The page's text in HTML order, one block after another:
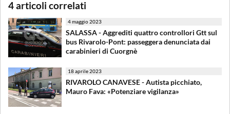
4 articoli correlati
4 maggio 2023
SALASSA - Aggrediti quattro controllori Gtt sul
bus Rivarolo-Pont: passeggera denunciata dai
carabinieri di Cuorgnè
18 aprile 2023
RIVAROLO CANAVESE - Autista picchiato,
Mauro Fava: «Potenziare vigilanza»